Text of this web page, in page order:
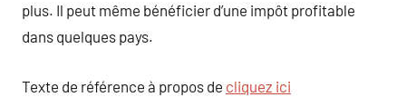
plus. Il peut même bénéficier d’une impôt profitable
dans quelques pays.
Texte de référence à propos de cliquez ici